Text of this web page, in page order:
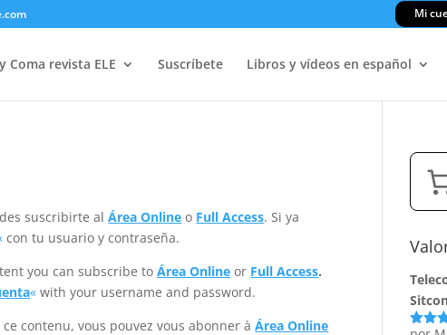
Mi
Coma revista ELE Suscríbete Libros y vídeos en español
suscribirte alÁrea Online o Full Access. Si ya
con tu usuario y contraseña.
you can subscribe toÁrea Online or Full Access.
« with your username and password.
ce contenu, vous pouvez vous abonner àÁrea Online